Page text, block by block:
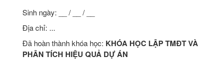
Sinh ngày: __ / __ / __
Địa chỉ: ...
Đã hoàn thành khóa học: KHÓA HỌC LẬP TMĐT VÀ
PHÂN TÍCH HIỆU QUẢ DỰ ÁN